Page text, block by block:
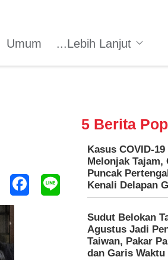
Umum ...Lebih Lanjut
5 Berita
Kasus COVID-
Melonjak Tajam,
Puncak
Kenali Delapan
Sudut Belokan
Agustus Jadi
Taiwan, Pakar
dan Garis Waktu